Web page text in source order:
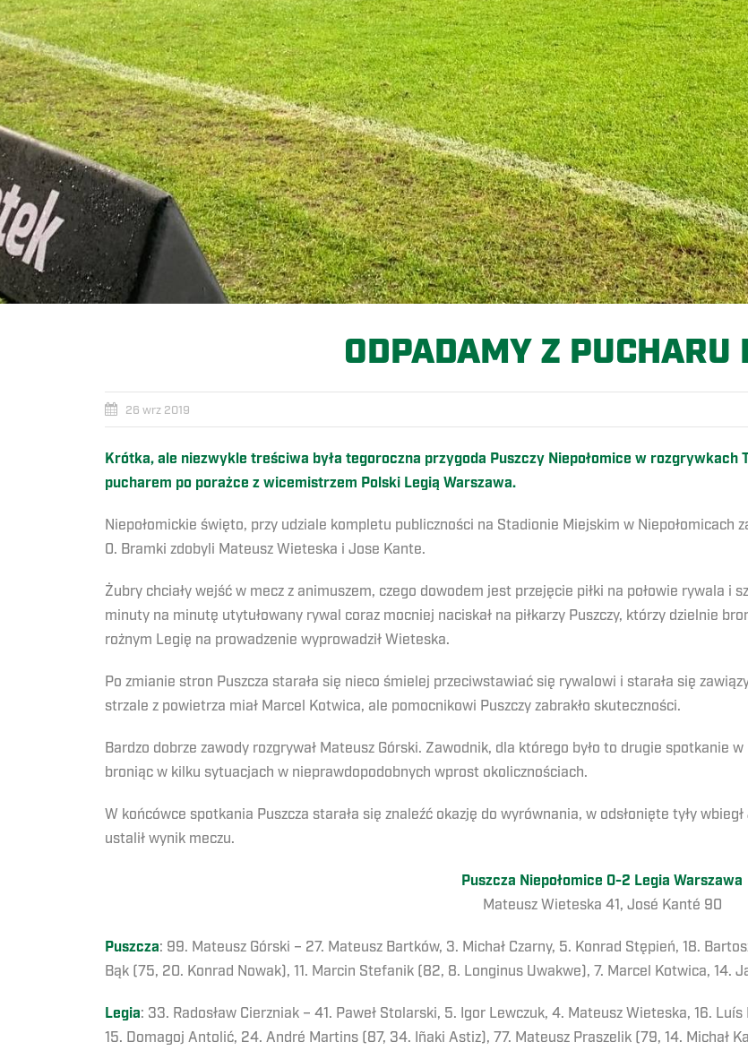
ODPADAMY Z PUCHARU
26 wrz 2019
Krótka, ale niezwykle treściwa była tegoroczna przygoda Puszczy Niepołomice w rozgrywkach
pucharem po porażce z wicemistrzem Polski Legią Warszawa.
Niepołomickie święto, przy udziale kompletu publiczności na Stadionie Miejskim w Niepołomicach
0. Bramki zdobyli Mateusz Wieteska i Jose Kante.
Żubry chciały wejść w mecz z animuszem, czego dowodem jest przejęcie piłki na połowie rywala i
minuty na minutę utytułowany rywal coraz mocniej naciskał na piłkarzy Puszczy, którzy dzielnie
rożnym Legię na prowadzenie wyprowadził Wieteska.
Po zmianie stron Puszcza starała się nieco śmielej przeciwstawiać się rywalowi i starała się
strzale z powietrza miał Marcel Kotwica, ale pomocnikowi Puszczy zabrakło skuteczności.
Bardzo dobrze zawody rozgrywał Mateusz Górski. Zawodnik, dla którego było to drugie spotkanie
broniąc w kilku sytuacjach w nieprawdopodobnych wprost okolicznościach.
W końcówce spotkania Puszcza starała się znaleźć okazję do wyrównania, w odsłonięte tyły
ustalił wynik meczu.
Puszcza Niepołomice 0-2 Legia Warszawa
Mateusz Wieteska 41, José Kanté 90
Puszcza: 99. Mateusz Górski – 27. Mateusz Bartków, 3. Michał Czarny, 5. Konrad Stępień, 18.
Bąk (75, 20. Konrad Nowak), 11. Marcin Stefanik (82, 8. Longinus Uwakwe), 7. Marcel Kotwica, 14.
Legia: 33. Radosław Cierzniak – 41. Paweł Stolarski, 5. Igor Lewczuk, 4. Mateusz Wieteska, 16.
15. Domagoj Antolić, 24. André Martins (87, 34. Iñaki Astiz), 77. Mateusz Praszelik (79, 14. Michał